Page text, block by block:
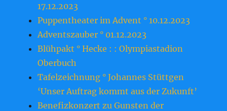
17.12.2023
Puppentheater im Advent ° 10.12.2023
Adventszauber ° 01.12.2023
Blühpakt ° Hecke : : Olympiastadion
Oberbuch
Tafelzeichnung ° Johannes Stüttgen
‘Unser Auftrag kommt aus der Zukunft’
Benefizkonzert zu Gunsten der